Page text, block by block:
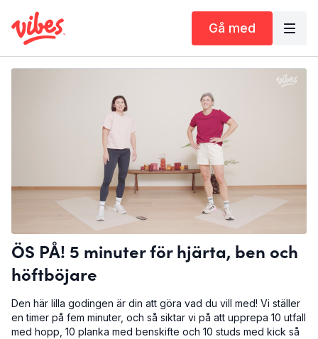
Gå med
ÖS PÅ! 5 minuter för hjärta, ben och
höftböjare
Den här lilla godingen är din att göra vad du vill med! Vi ställer
en timer på fem minuter, och så siktar vi på att upprepa 10 utfall
med hopp, 10 planka med benskifte och 10 studs med kick så